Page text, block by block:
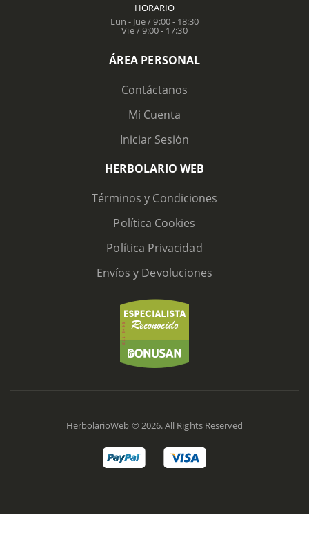
HORARIO
Lun - Jue / 9:00 - 18:30
Vie / 9:00 - 17:30
ÁREA PERSONAL
Contáctanos
Mi Cuenta
Iniciar Sesión
HERBOLARIO WEB
Términos y Condiciones
Política Cookies
Política Privacidad
Envíos y Devoluciones
HerbolarioWeb © 2026. All Rights Reserved